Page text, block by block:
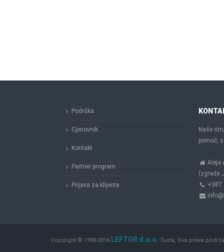
Podrška
Cjenovnik
Kontakt
Partner program
Prijava za klijente
Naše
pomoć,
Aleja
(zgrada
+387
Copyright © 1998-2016 LEFTOR d.o.o. Tuzla, Sva prava